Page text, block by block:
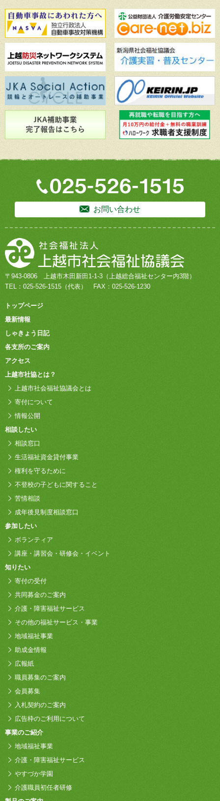
お問い合わせ
〒943-0806 上越市木田新田1-1-3 （上越総合福祉センター内3階）
TEL： 025-526-1515 （代表） FAX：025-526-1230
トップページ
最新情報
しゃきょう日記
各支所のご案内
アクセス
上越市社協とは？
上越市社会福祉協議会とは
寄付について
情報公開
相談したい
相談窓口
生活福祉資金貸付事業
権利を守るために
不登校の子どもに関すること
苦情相談
成年後見制度相談窓口
参加したい
ボランティア
講座・講習会・研修会・イベント
知りたい
寄付の受付
共同募金のご案内
介護・障害福祉サービス
その他の福祉サービス・事業
地域福祉事業
助成金情報
広報紙
職員募集のご案内
会員募集
入札契約のご案内
広告枠のご利用について
事業のご紹介
地域福祉事業
介護・障害福祉サービス
やすづか学園
介護職員初任者研修